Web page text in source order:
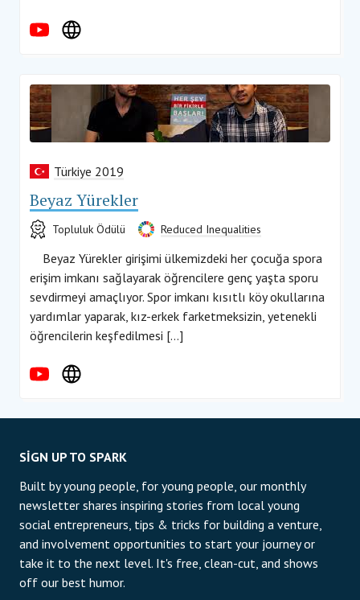
Türkiye 2019
Beyaz Yürekler
Topluluk Ödülü Reduced Inequalities
Beyaz Yürekler girişimi ülkemizdeki her çocuğa spora
erişim imkanı sağlayarak öğrencilere genç yaşta sporu
sevdirmeyi amaçlıyor. Spor imkanı kısıtlı köy okullarına
yardımlar yaparak, kız-erkek farketmeksizin, yetenekli
öğrencilerin keşfedilmesi […]
SIGN UP TO SPARK
Built by young people, for young people, our monthly
newsletter shares inspiring stories from local young
social entrepreneurs, tips & tricks for building a venture,
and involvement opportunities to start your journey or
take it to the next level. It's free, clean-cut, and shows
off our best humor.